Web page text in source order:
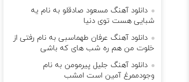
دانلود آهنگ مسعود صادقلو به نام یه
شبایی هست توی دنیا
دانلود آهنگ عرفان طهماسبی به نام رفتی از
خلوت من هم ره شب های که باشی
دانلود آهنگ جلیل پیرمومن به نام
وجودممرغ آمین است امشب